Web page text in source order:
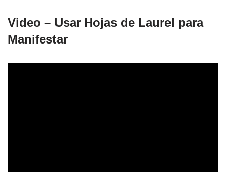
Video – Usar Hojas de Laurel para
Manifestar